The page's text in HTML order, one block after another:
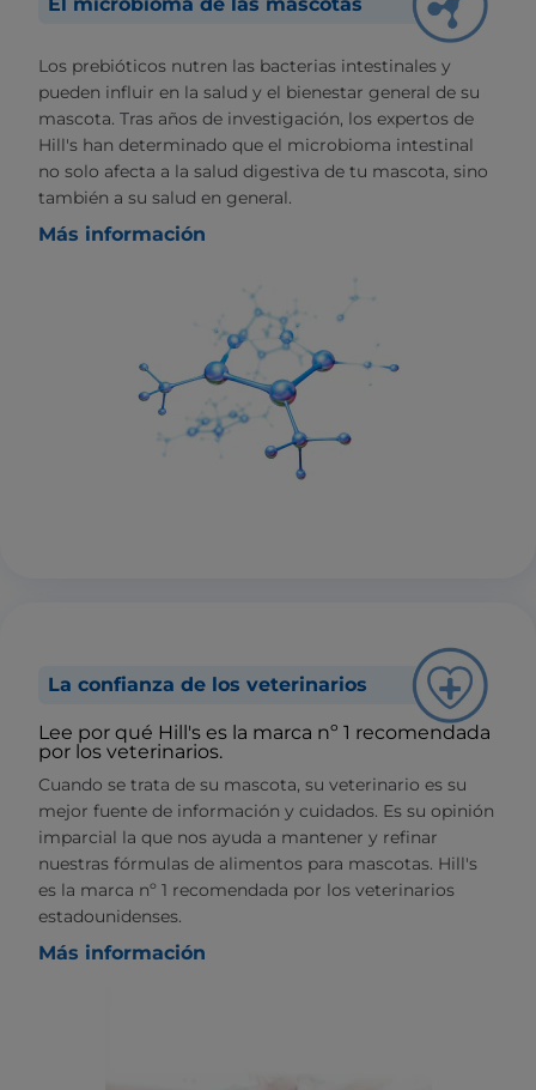
Los prebióticos nutren las bacterias intestinales y
pueden influir en la salud y el bienestar general de su
mascota. Tras años de investigación, los expertos de
Hill's han determinado que el microbioma intestinal
no solo afecta a la salud digestiva de tu mascota, sino
también a su salud en general.
Más información
La confianza de los veterinarios
Lee por qué Hill's es la marca nº 1 recomendada
por los veterinarios.
Cuando se trata de su mascota, su veterinario es su
mejor fuente de información y cuidados. Es su opinión
imparcial la que nos ayuda a mantener y refinar
nuestras fórmulas de alimentos para mascotas. Hill's
es la marca nº 1 recomendada por los veterinarios
estadounidenses.
Más información